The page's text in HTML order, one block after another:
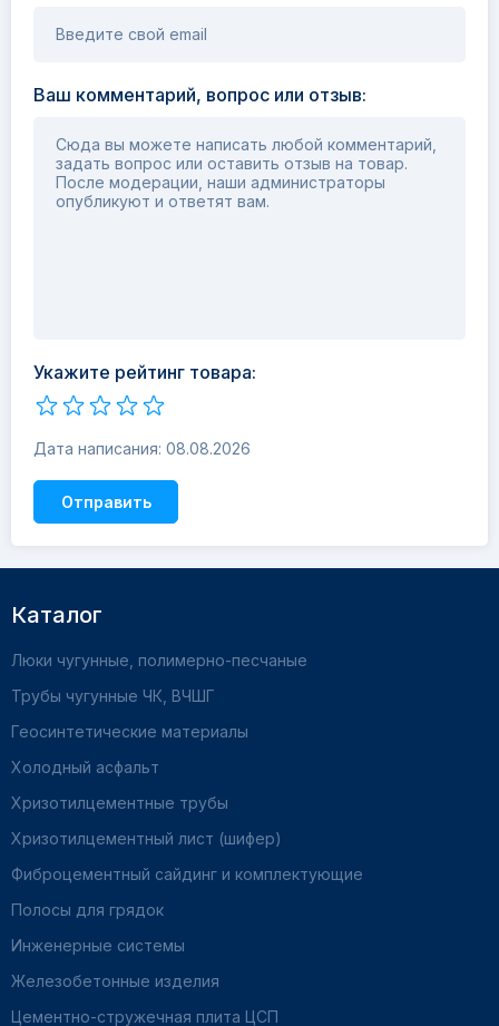
Введите свой email
Укажите рейтинг товара:
Дата написания: 08.08.2026
Ваш комментарий, вопрос или отзыв:
Сюда вы можете написать любой комментарий,
задать вопрос или оставить отзыв на товар.
После модерации, наши администраторы
опубликуют и ответят вам.
Отправить
Каталог
Люки чугунные, полимерно-песчаные
Трубы чугунные ЧК, ВЧШГ
Геосинтетические материалы
Холодный асфальт
Хризотилцементные трубы
Хризотилцементный лист (шифер)
Фиброцементный сайдинг и комплектующие
Полосы для грядок
Инженерные системы
Железобетонные изделия
Цементно-стружечная плита ЦСП